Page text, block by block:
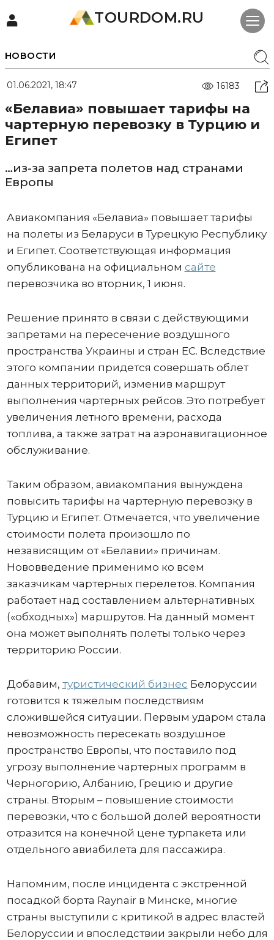
TOURDOM.RU
НОВОСТИ
01.06.2021, 18:47 16183
«Белавиа» повышает тарифы на
чартерную перевозку в Турцию и
Египет
…из-за запрета полетов над странами
Европы
Авиакомпания «Белавиа» повышает тарифы
на полеты из Беларуси в Турецкую Республику
и Египет. Соответствующая информация
опубликована на официальном сайте
перевозчика во вторник, 1 июня.
Решение принято в связи с действующими
запретами на пересечение воздушного
пространства Украины и стран ЕС. Вследствие
этого компании придется совершать облет
данных территорий, изменив маршрут
выполнения чартерных рейсов. Это потребует
увеличения летного времени, расхода
топлива, а также затрат на аэронавигационное
обслуживание.
Таким образом, авиакомпания вынуждена
повысить тарифы на чартерную перевозку в
Турцию и Египет. Отмечается, что увеличение
стоимости полета произошло по
независящим от «Белавии» причинам.
Нововведение применимо ко всем
заказчикам чартерных перелетов. Компания
работает над составлением альтернативных
(«обходных») маршрутов. На данный момент
она может выполнять полеты только через
территорию России.
Добавим, туристический бизнес Белоруссии
готовится к тяжелым последствиям
сложившейся ситуации. Первым ударом стала
невозможность пересекать воздушное
пространство Европы, что поставило под
угрозу выполнение чартерных программ в
Черногорию, Албанию, Грецию и другие
страны. Вторым – повышение стоимости
перевозки, что с большой долей вероятности
отразится на конечной цене турпакета или
отдельного авиабилета для пассажира.
Напомним, после инцидента с экстренной
посадкой борта Raynair в Минске, многие
страны выступили с критикой в адрес властей
Белоруссии и впоследствии закрыли небо для